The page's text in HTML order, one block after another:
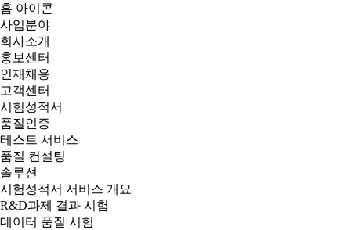
홈 아이콘
사업분야
회사소개
홍보센터
인재채용
고객센터
시험성적서
품질인증
테스트 서비스
품질 컨설팅
솔루션
시험성적서 서비스 개요
R&D과제 결과 시험
데이터 품질 시험